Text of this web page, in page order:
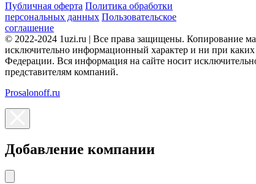
Публичная оферта Политика обработки
персональных данных Пользовательское
соглашение
© 2022-2024 1uzi.ru | Все права защищены. Копирование
исключительно информационный характер и ни при каких
Федерации. Вся информация на сайте носит
представителям компаний.
Prosalonoff.ru
Добавление компании